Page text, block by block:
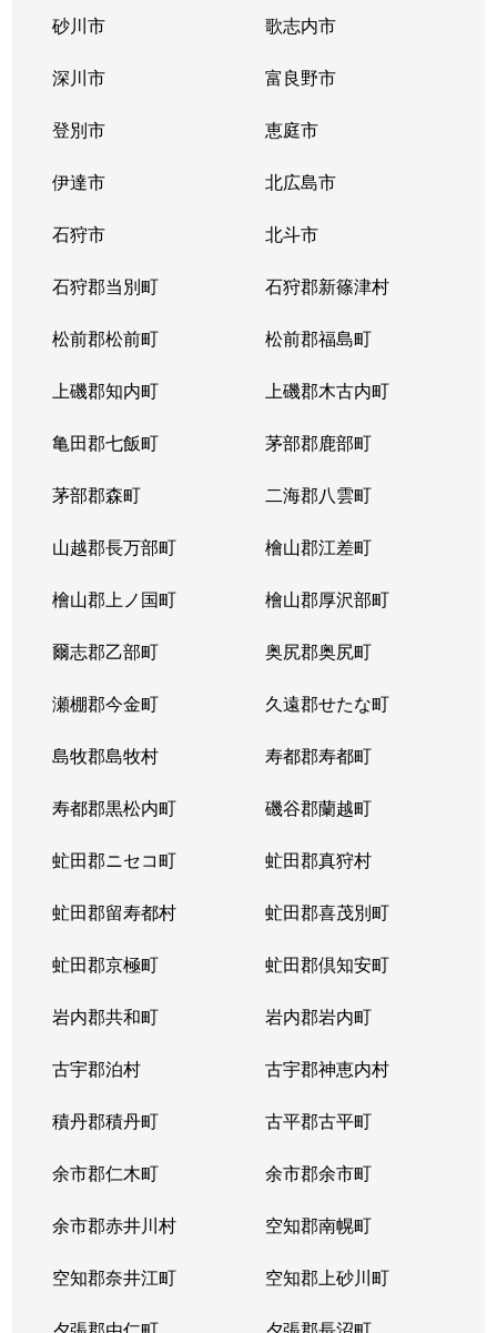
砂川市 歌志内市
深川市 富良野市
登別市 恵庭市
伊達市 北広島市
石狩市 北斗市
石狩郡当別町 石狩郡新篠津村
松前郡松前町 松前郡福島町
上磯郡知内町 上磯郡木古内町
亀田郡七飯町 茅部郡鹿部町
茅部郡森町 二海郡八雲町
山越郡長万部町 檜山郡江差町
檜山郡上ノ国町 檜山郡厚沢部町
爾志郡乙部町 奥尻郡奥尻町
瀬棚郡今金町 久遠郡せたな町
島牧郡島牧村 寿都郡寿都町
寿都郡黒松内町 磯谷郡蘭越町
虻田郡ニセコ町 虻田郡真狩村
虻田郡留寿都村 虻田郡喜茂別町
虻田郡京極町 虻田郡倶知安町
岩内郡共和町 岩内郡岩内町
古宇郡泊村 古宇郡神恵内村
積丹郡積丹町 古平郡古平町
余市郡仁木町 余市郡余市町
余市郡赤井川村 空知郡南幌町
空知郡奈井江町 空知郡上砂川町